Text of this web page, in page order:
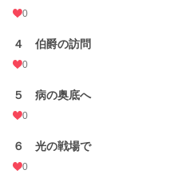
0
４ 伯爵の訪問
0
５ 病の奥底へ
0
６ 光の戦場で
0